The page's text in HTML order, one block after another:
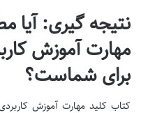
نتیجه گیری: آیا
برای شماست؟